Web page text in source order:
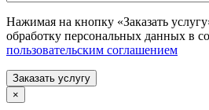
Нажимая на кнопку «Заказать
обработку персональных данных в
пользовательским соглашением
Заказать услугу
×